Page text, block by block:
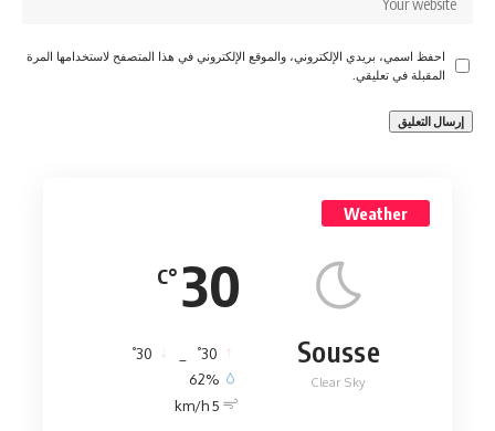
احفظ اسمي، بريدي الإلكتروني، والموقع الإلكتروني في هذا المتصفح لاستخدامها المرة
المقبلة في تعليقي.
Weather
30
°C
Sousse
Clear Sky
30
°
30
°
62%
5 km/h